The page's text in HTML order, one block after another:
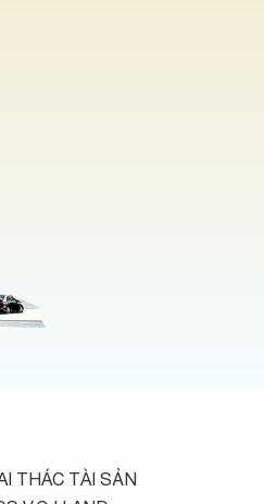
THÁC TÀI SẢN